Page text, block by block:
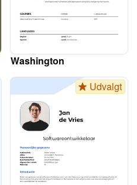
Washington
Udvalgt